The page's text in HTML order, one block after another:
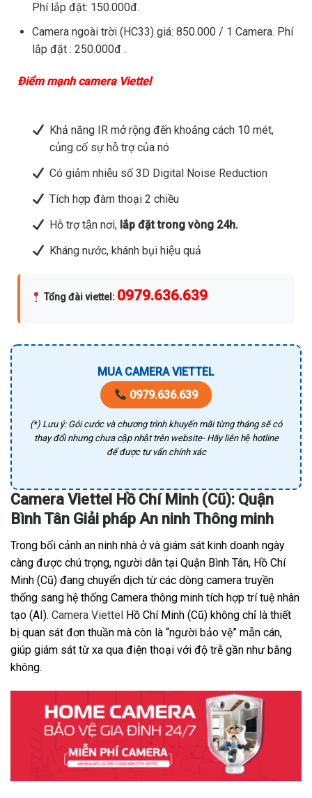
Phí lắp đặt: 150.000đ.
Camera ngoài trời (HC33) giá: 850.000 / 1 Camera. Phí
lắp đặt : 250.000đ .
Điểm mạnh camera Viettel
Khả năng IR mở rộng đến khoảng cách 10 mét,
củng cố sự hỗ trợ của nó
Có giảm nhiễu số 3D Digital Noise Reduction
Tích hợp đàm thoại 2 chiều
Hỗ trợ tận nơi,lắp đặt trong vòng 24h.
Kháng nước, khánh bụi hiệu quả
Tổng đài viettel : 0979.636.639
MUA CAMERA VIETTEL
0979.636.639
(*) Lưu ý: Gói cước và chương trình khuyến mãi từng tháng sẽ có
thay đổi nhưng chưa cập nhật trên website- Hãy liên hệ hotline
để được tư vấn chính xác
Camera Viettel Hồ Chí Minh (Cũ): Quận
Bình Tân Giải pháp An ninh Thông minh
Trong bối cảnh an ninh nhà ở và giám sát kinh doanh ngày
càng được chú trọng, người dân tại Quận Bình Tân, Hồ Chí
Minh (Cũ) đang chuyển dịch từ các dòng camera truyền
thống sang hệ thống Camera thông minh tích hợp trí tuệ nhân
tạo (AI). Camera Viettel Hồ Chí Minh (Cũ) không chỉ là thiết
bị quan sát đơn thuần mà còn là “người bảo vệ” mẫn cán,
giúp giám sát từ xa qua điện thoại với độ trễ gần như bằng
không.